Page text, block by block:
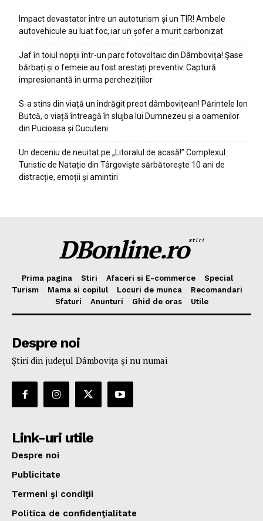
Impact devastator între un autoturism și un TIR! Ambele
autovehicule au luat foc, iar un șofer a murit carbonizat
Jaf în toiul nopții într-un parc fotovoltaic din Dâmbovița! Șase
bărbați și o femeie au fost arestați preventiv. Captură
impresionantă în urma perchezițiilor
S-a stins din viață un îndrăgit preot dâmbovițean! Părintele Ion
Butcă, o viață întreagă în slujba lui Dumnezeu și a oamenilor
din Pucioasa și Cucuteni
Un deceniu de neuitat pe „Litoralul de acasă!” Complexul
Turistic de Natație din Târgoviște sărbătorește 10 ani de
distracție, emoții și amintiri
DBonline.rostiri
Prima pagina Stiri Afaceri si E-commerce
Special
Turism
Mama si copilul Locuri de munca
Recomandari
Sfaturi
Anunturi Ghid de oras Utile
Despre noi
Ştiri din judeţul Dâmboviţa şi nu numai
Link-uri utile
Despre noi
Publicitate
Termeni şi condiţii
Politica de confidenţialitate